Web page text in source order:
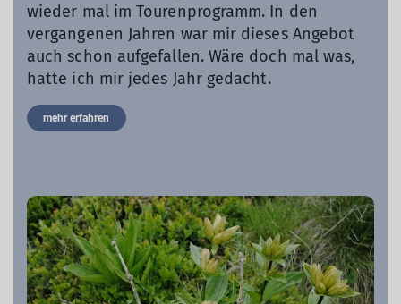
wieder mal im Tourenprogramm. In den
vergangenen Jahren war mir dieses Angebot
auch schon aufgefallen. Wäre doch mal was,
hatte ich mir jedes Jahr gedacht.
mehr erfahren